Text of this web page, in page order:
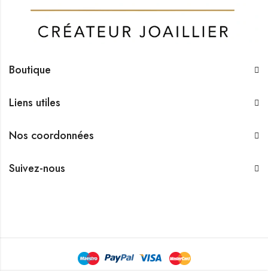
Boutique
Liens utiles
Nos coordonnées
Suivez-nous